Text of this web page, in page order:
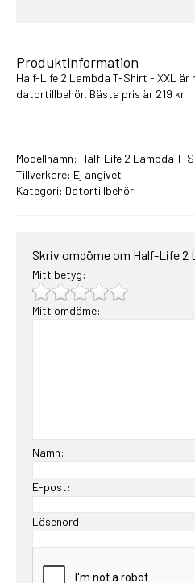
Produktinformation
Half-Life 2 Lambda T-Shirt - XXL är
datortillbehör. Bästa pris är 219 kr
Modellnamn: Half-Life 2 Lambda T-
Tillverkare: Ej angivet
Kategori: Datortillbehör
Skriv omdöme om Half-Life 2
Mitt betyg:
Mitt omdöme:
Namn:
E-post:
Lösenord: